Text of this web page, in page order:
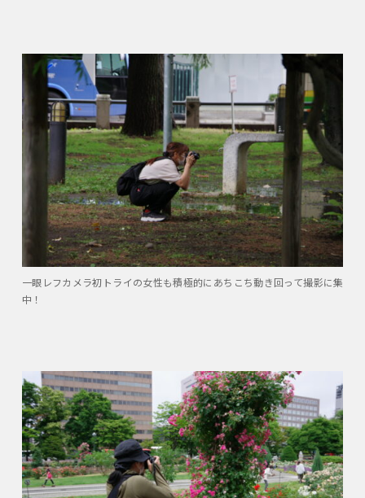
一眼レフカメラ初トライの女性も積極的にあちこち動き回って撮影に集
中！